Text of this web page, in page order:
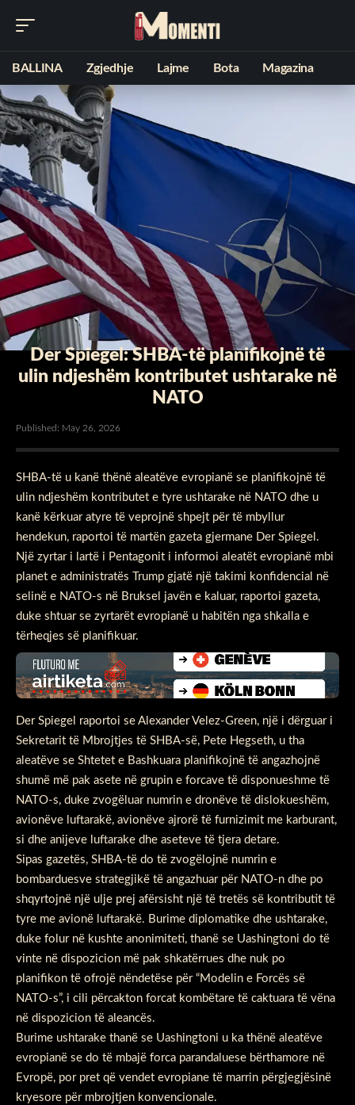
BALLINA Zgjedhje Lajme Bota Magazina
Der Spiegel: SHBA-të planifikojnë të
ulin ndjeshëm kontributet ushtarake në
NATO
Published: May 26, 2026
SHBA-të u kanë thënë aleatëve evropianë se planifikojnë të
ulin ndjeshëm kontributet e tyre ushtarake në NATO dhe u
kanë kërkuar atyre të veprojnë shpejt për të mbyllur
hendekun, raportoi të martën gazeta gjermane Der Spiegel.
Një zyrtar i lartë i Pentagonit i informoi aleatët evropianë mbi
planet e administratës Trump gjatë një takimi konfidencial në
selinë e NATO-s në Bruksel javën e kaluar, raportoi gazeta,
duke shtuar se zyrtarët evropianë u habitën nga shkalla e
tërheqjes së planifikuar.
Der Spiegel raportoi se Alexander Velez-Green, një i dërguar i
Sekretarit të Mbrojtjes të SHBA-së, Pete Hegseth, u tha
aleatëve se Shtetet e Bashkuara planifikojnë të angazhojnë
shumë më pak asete në grupin e forcave të disponueshme të
NATO-s, duke zvogëluar numrin e dronëve të dislokueshëm,
avionëve luftarakë, avionëve ajrorë të furnizimit me karburant,
si dhe anijeve luftarake dhe aseteve të tjera detare.
Sipas gazetës, SHBA-të do të zvogëlojnë numrin e
bombarduesve strategjikë të angazhuar për NATO-n dhe po
shqyrtojnë një ulje prej afërsisht një të tretës së kontributit të
tyre me avionë luftarakë. Burime diplomatike dhe ushtarake,
duke folur në kushte anonimiteti, thanë se Uashingtoni do të
vinte në dispozicion më pak shkatërrues dhe nuk po
planifikon të ofrojë nëndetëse për “Modelin e Forcës së
NATO-s”, i cili përcakton forcat kombëtare të caktuara të vëna
në dispozicion të aleancës.
Burime ushtarake thanë se Uashingtoni u ka thënë aleatëve
evropianë se do të mbajë forca parandaluese bërthamore në
Evropë, por pret që vendet evropiane të marrin përgjegjësinë
kryesore për mbrojtjen konvencionale.